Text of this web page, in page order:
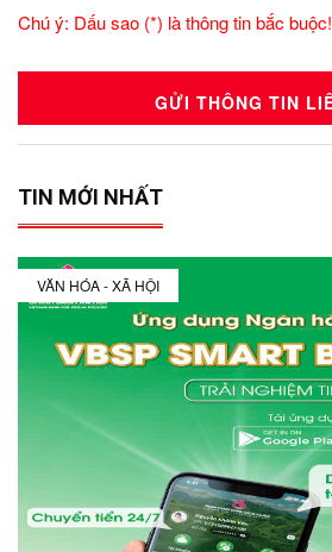
Chú ý: Dấu sao (*) là thông tin bắc buộc!
TIN MỚI NHẤT
VĂN HÓA - XÃ HỘI